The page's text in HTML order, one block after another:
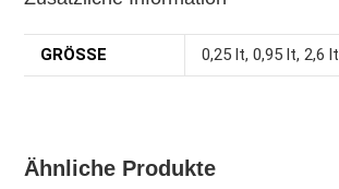
GRÖSSE 0,25 lt, 0,95 lt, 2,6 lt
Ähnliche Produkte